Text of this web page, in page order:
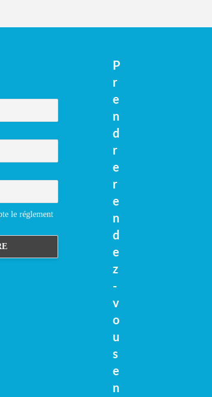
le réglement
P
r
e
n
d
r
e
r
e
n
d
e
z
-
v
o
u
s
e
n